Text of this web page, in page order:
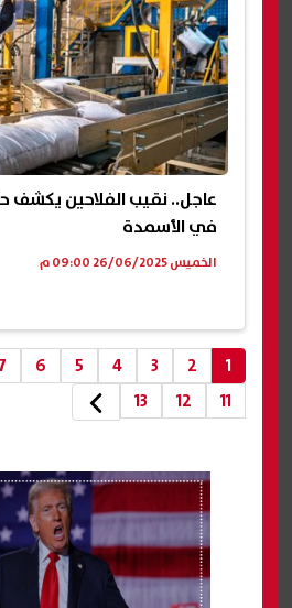
عاجل.. نقيب الفلاحين يكشف
في الأسمدة
الخميس 26/06/2025 09:00 م
1
2
3
4
5
6
11
12
13